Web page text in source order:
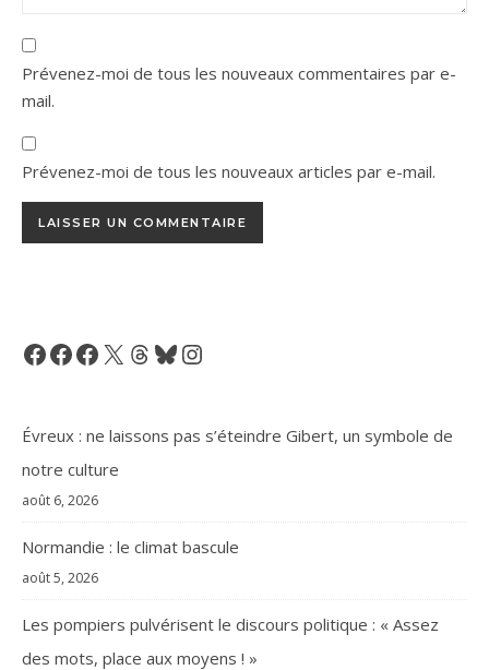
Prévenez-moi de tous les nouveaux commentaires par e-
mail.
Prévenez-moi de tous les nouveaux articles par e-mail.
Facebook
Facebook
Facebook
X Threads
BlueskyInstagram
Évreux : ne laissons pas s’éteindre Gibert, un symbole de
notre culture
août 6, 2026
Normandie : le climat bascule
août 5, 2026
Les pompiers pulvérisent le discours politique : « Assez
des mots, place aux moyens ! »